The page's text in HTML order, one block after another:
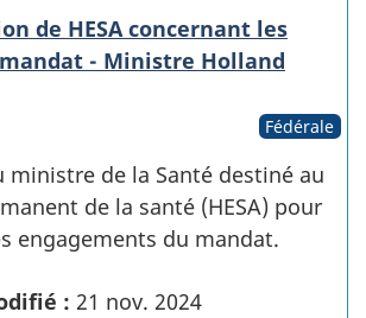
de HESA concernant les
- Ministre Holland
Fédérale
ministre de la Santé destiné au
de la santé (HESA) pour
engagements du mandat.
: 21 nov. 2024